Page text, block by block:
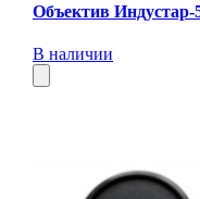
Объектив Индустар-
В наличии